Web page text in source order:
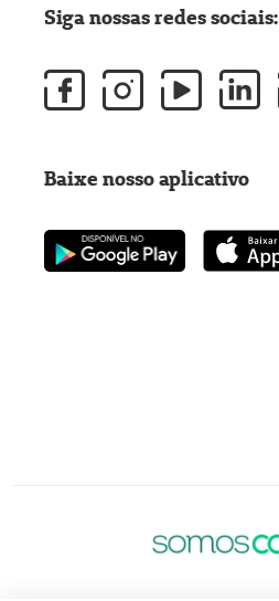
Siga nossas redes sociais:
Baixe nosso aplicativo